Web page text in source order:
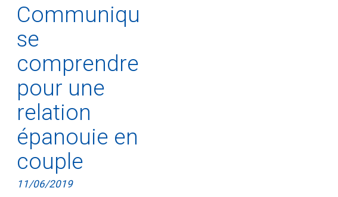
Communiquer,
se
comprendre
pour une
relation
épanouie en
couple
11/06/2019